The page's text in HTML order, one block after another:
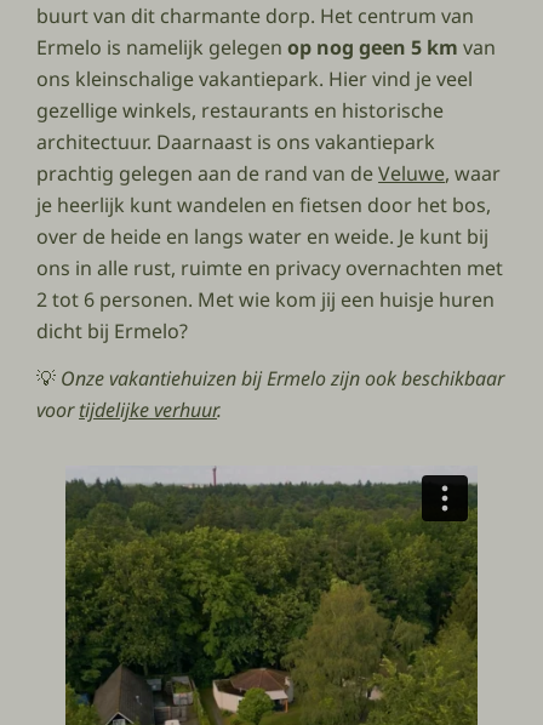
buurt van dit charmante dorp. Het centrum van
Ermelo is namelijk gelegenop nog geen 5 km van
ons kleinschalige vakantiepark. Hier vind je veel
gezellige winkels, restaurants en historische
architectuur. Daarnaast is ons vakantiepark
prachtig gelegen aan de rand van deVeluwe, waar
je heerlijk kunt wandelen en fietsen door het bos,
over de heide en langs water en weide. Je kunt bij
ons in alle rust, ruimte en privacy overnachten met
2 tot 6 personen. Met wie kom jij een huisje huren
dicht bij Ermelo?
💡 Onze vakantiehuizen bij Ermelo zijn ook beschikbaar
voortijdelijke verhuur.